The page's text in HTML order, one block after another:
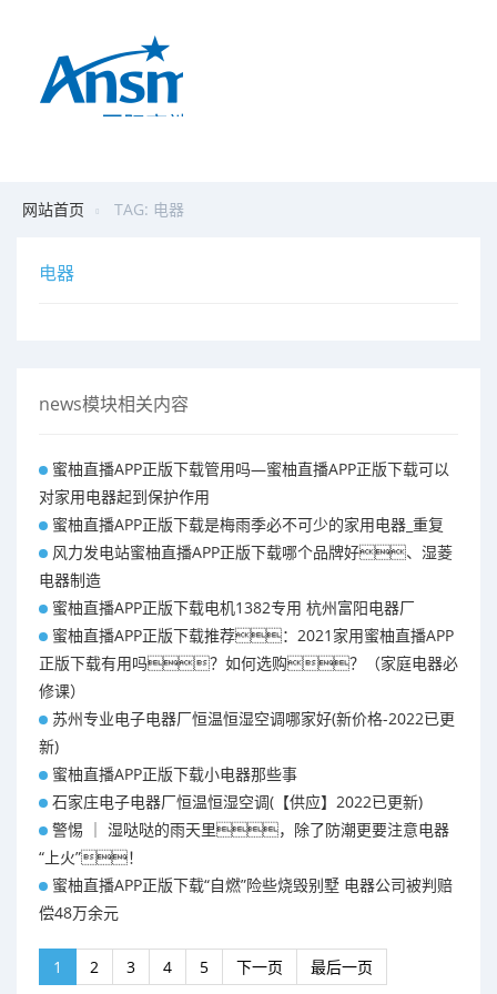
网站首页 TAG: 电器
电器
news模块相关内容
蜜柚直播APP正版下载管用吗—蜜柚直播APP正版下载可以
对家用电器起到保护作用
蜜柚直播APP正版下载是梅雨季必不可少的家用电器_重复
风力发电站蜜柚直播APP正版下载哪个品牌好、湿菱
电器制造
蜜柚直播APP正版下载电机1382专用 杭州富阳电器厂
蜜柚直播APP正版下载推荐：2021家用蜜柚直播APP
正版下载有用吗？如何选购？（家庭电器必
修课）
苏州专业电子电器厂恒温恒湿空调哪家好(新价格-2022已更
新)
蜜柚直播APP正版下载小电器那些事
石家庄电子电器厂恒温恒湿空调(【供应】2022已更新)
警惕 ｜ 湿哒哒的雨天里，除了防潮更要注意电器
“上火”！
蜜柚直播APP正版下载“自燃”险些烧毁别墅 电器公司被判赔
偿48万余元
1 2 3 4 5 下一页 最后一页